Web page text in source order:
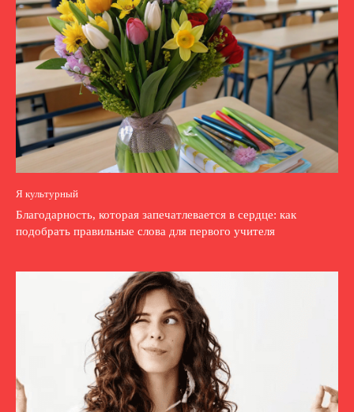
Я культурный
Благодарность, которая запечатлевается в сердце: как
подобрать правильные слова для первого учителя